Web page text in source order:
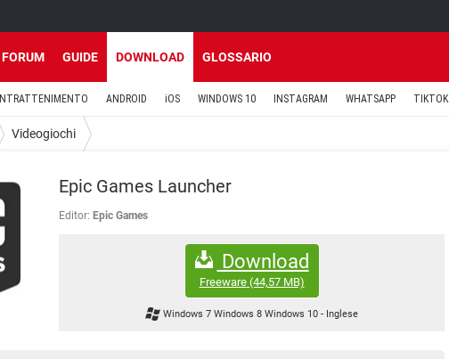
FORUM GUIDE DOWNLOAD GLOSSARIO
INTRATTENIMENTO ANDROID iOS WINDOWS 10 INSTAGRAM WHATSAPP TIKTOK
Videogiochi
Epic Games Launcher
Editor: Epic Games
Download
Freeware(44,57 MB)
Windows 7 Windows 8 Windows 10- Inglese